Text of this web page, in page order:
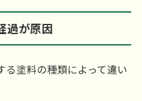
過が原因
塗料の種類によって違い